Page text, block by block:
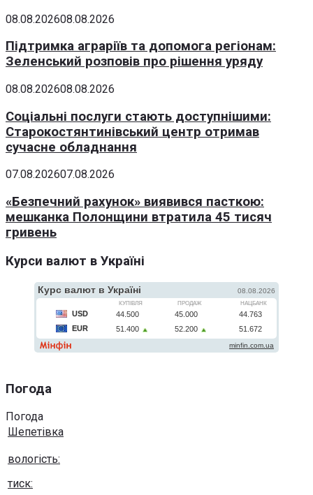
08.08.202608.08.2026
Підтримка аграріїв та допомога регіонам:
Зеленський розповів про рішення уряду
08.08.202608.08.2026
Соціальні послуги стають доступнішими:
Старокостянтинівський центр отримав
сучасне обладнання
07.08.202607.08.2026
«Безпечний рахунок» виявився пасткою:
мешканка Полонщини втратила 45 тисяч
гривень
Курси валют в Україні
Погода
Погода
Шепетівка
вологість:
тиск: